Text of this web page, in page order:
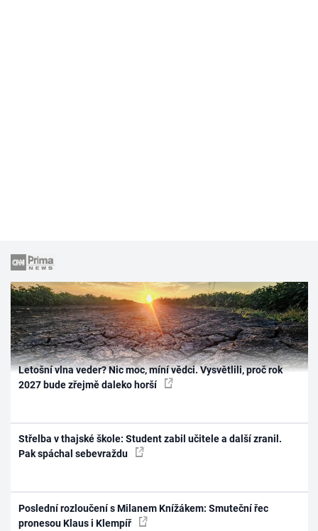
Letošní vlna veder? Nic moc, míní vědci. Vysvětlili, proč rok
2027 bude zřejmě daleko horší
Střelba v thajské škole: Student zabil učitele a další zranil.
Pak spáchal sebevraždu
Poslední rozloučení s Milanem Knížákem: Smuteční řec
pronesou Klaus i Klempíř